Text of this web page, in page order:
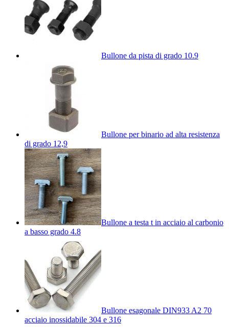
Bullone da pista di grado 10.9
Bullone per binario ad alta resistenza
di grado 12,9
Bullone a testa t in acciaio al carbonio
a basso grado 4.8
Bullone esagonale DIN933 A2 70
acciaio inossidabile 304 e 316